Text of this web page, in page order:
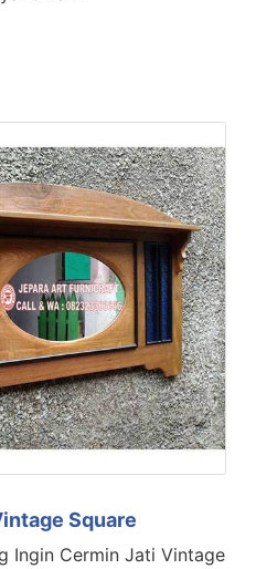
Square
Ingin Cermin Jati Vintage